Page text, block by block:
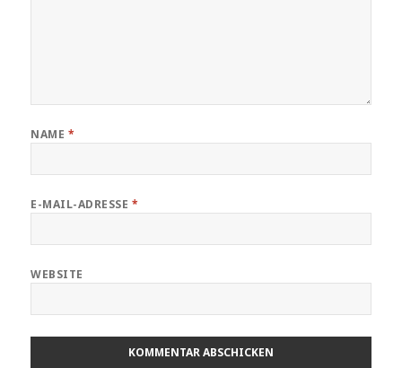
NAME *
E-MAIL-ADRESSE *
WEBSITE